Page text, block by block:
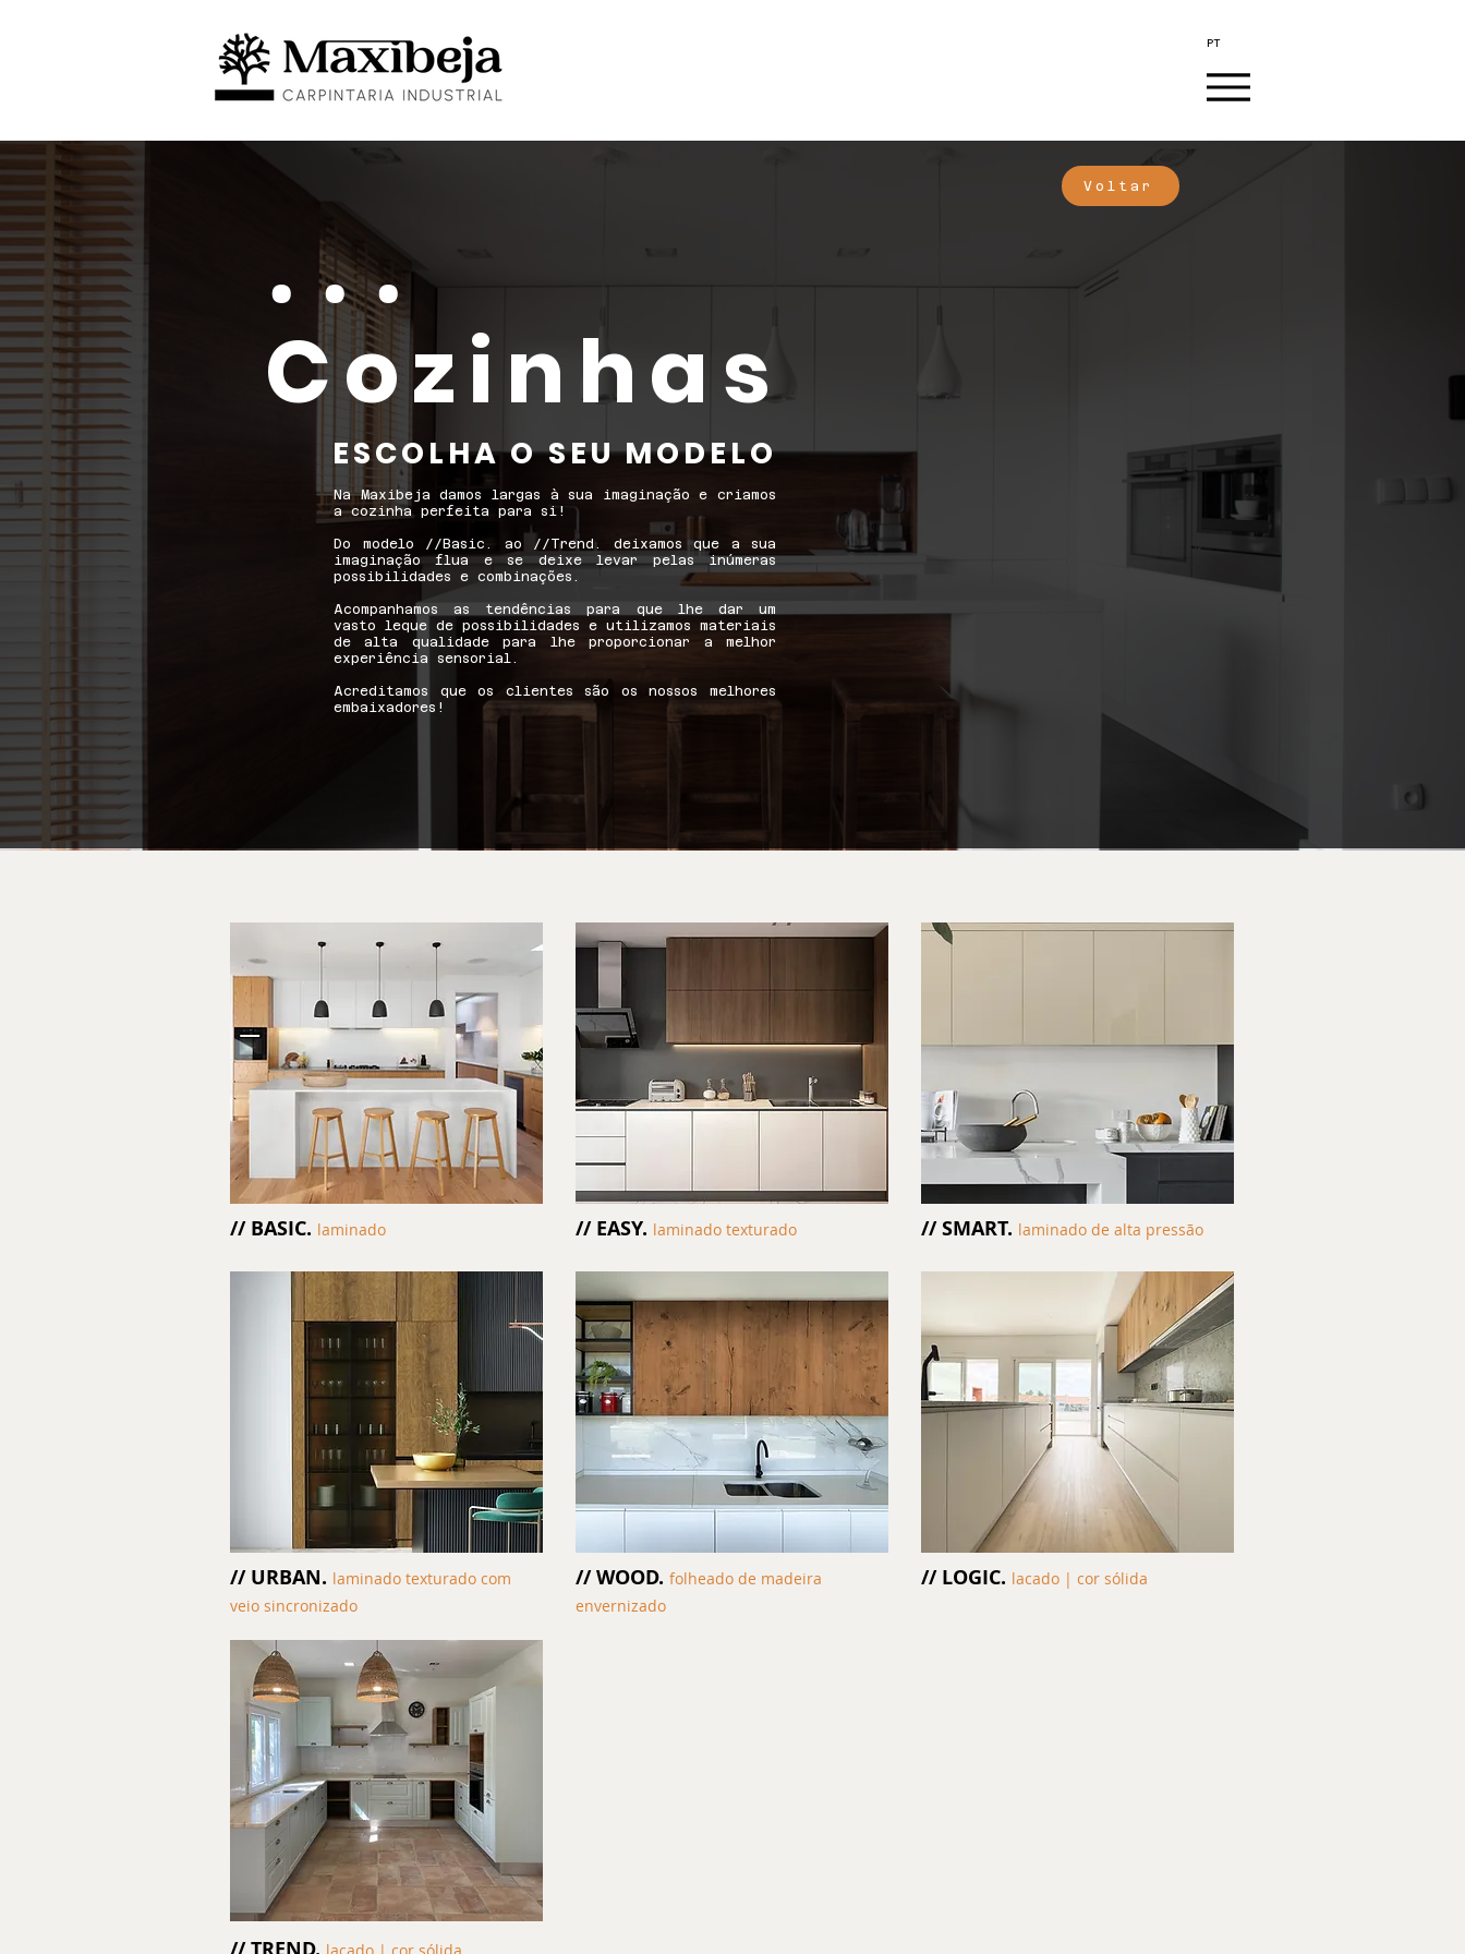
PT
Cozinhas
ESCOLHA O SEU MODELO
Na Maxibeja damos largas à sua imaginação e criamos
a cozinha perfeita para si!
Do modelo //Basic. ao //Trend. deixamos que a sua
imaginação flua e se deixe levar pelas inúmeras
possibilidades e combinações.
Acompanhamos as tendências para que lhe dar um
vasto leque de possibilidades e utilizamos materiais
de alta qualidade para lhe proporcionar a melhor
experiência sensorial.​
Acreditamos que os clientes são os nossos melhores
embaixadores!
... Voltar
// BASIC. laminado // EASY. laminado texturado // SMART. laminado de alta pressão
// URBAN. laminado texturado com
veio sincronizado
// WOOD. folheado de madeira
envernizado
// LOGIC. lacado | cor sólida